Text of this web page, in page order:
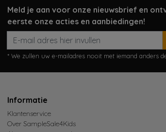
Meld je aan voor onze nieuwsbrief en
eerste onze acties en aanbiedingen!
* We zullen uw e-mailadres nooit met iemand anders
Informatie
Klantenservice
Over SampleSale4Kids